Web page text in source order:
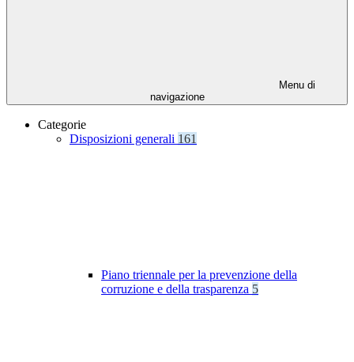
Menu di
navigazione
Categorie
Disposizioni generali 161
Piano triennale per la prevenzione della
corruzione e della trasparenza 5